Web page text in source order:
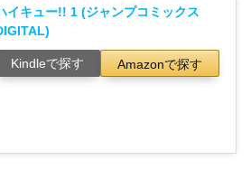
イキュー!! 1 (ジャンプコミックス
Kindleで探す Amazonで探す